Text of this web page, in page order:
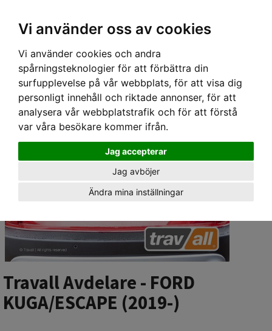
Vi använder oss av cookies
Vi använder cookies och andra
spårningsteknologier för att förbättra din
surfupplevelse på vår webbplats, för att visa dig
personligt innehåll och riktade annonser, för att
analysera vår webbplatstrafik och för att förstå
var våra besökare kommer ifrån.
Jag accepterar
Jag avböjer
Ändra mina inställningar
Hem›Lastgaller/ Skyddsgaller› Travall Avdelare - FORD KUGA/ESCAPE (2019-)
Travall Avdelare - FORD
KUGA/ESCAPE (2019-)